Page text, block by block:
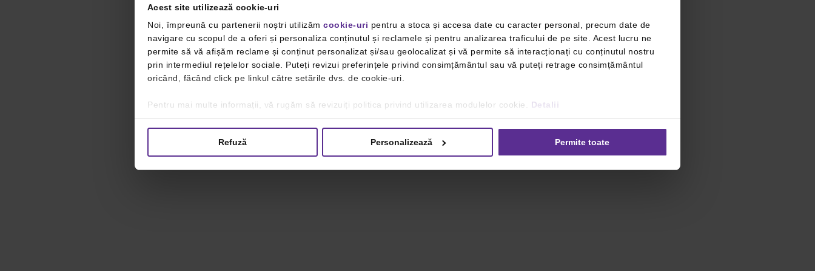
Acest site utilizează cookie-uri
Noi, împreună cu partenerii noștri utilizăm cookie-uri pentru a stoca și accesa date cu caracter personal, precum date de
navigare cu scopul de a oferi și personaliza conținutul și reclamele și pentru analizarea traficului de pe site. Acest lucru ne
permite să vă afișăm reclame și conținut personalizat și/sau geolocalizat și vă permite să interacționați cu conținutul nostru
prin intermediul rețelelor sociale. Puteți revizui preferințele privind consimțământul sau vă puteți retrage consimțământul
oricând, făcând click pe linkul către setările dvs. de cookie-uri.
Pentru mai multe informații, vă rugăm să revizuiți politica privind utilizarea modulelor cookie. Detalii
Refuză Personalizează Permite toate